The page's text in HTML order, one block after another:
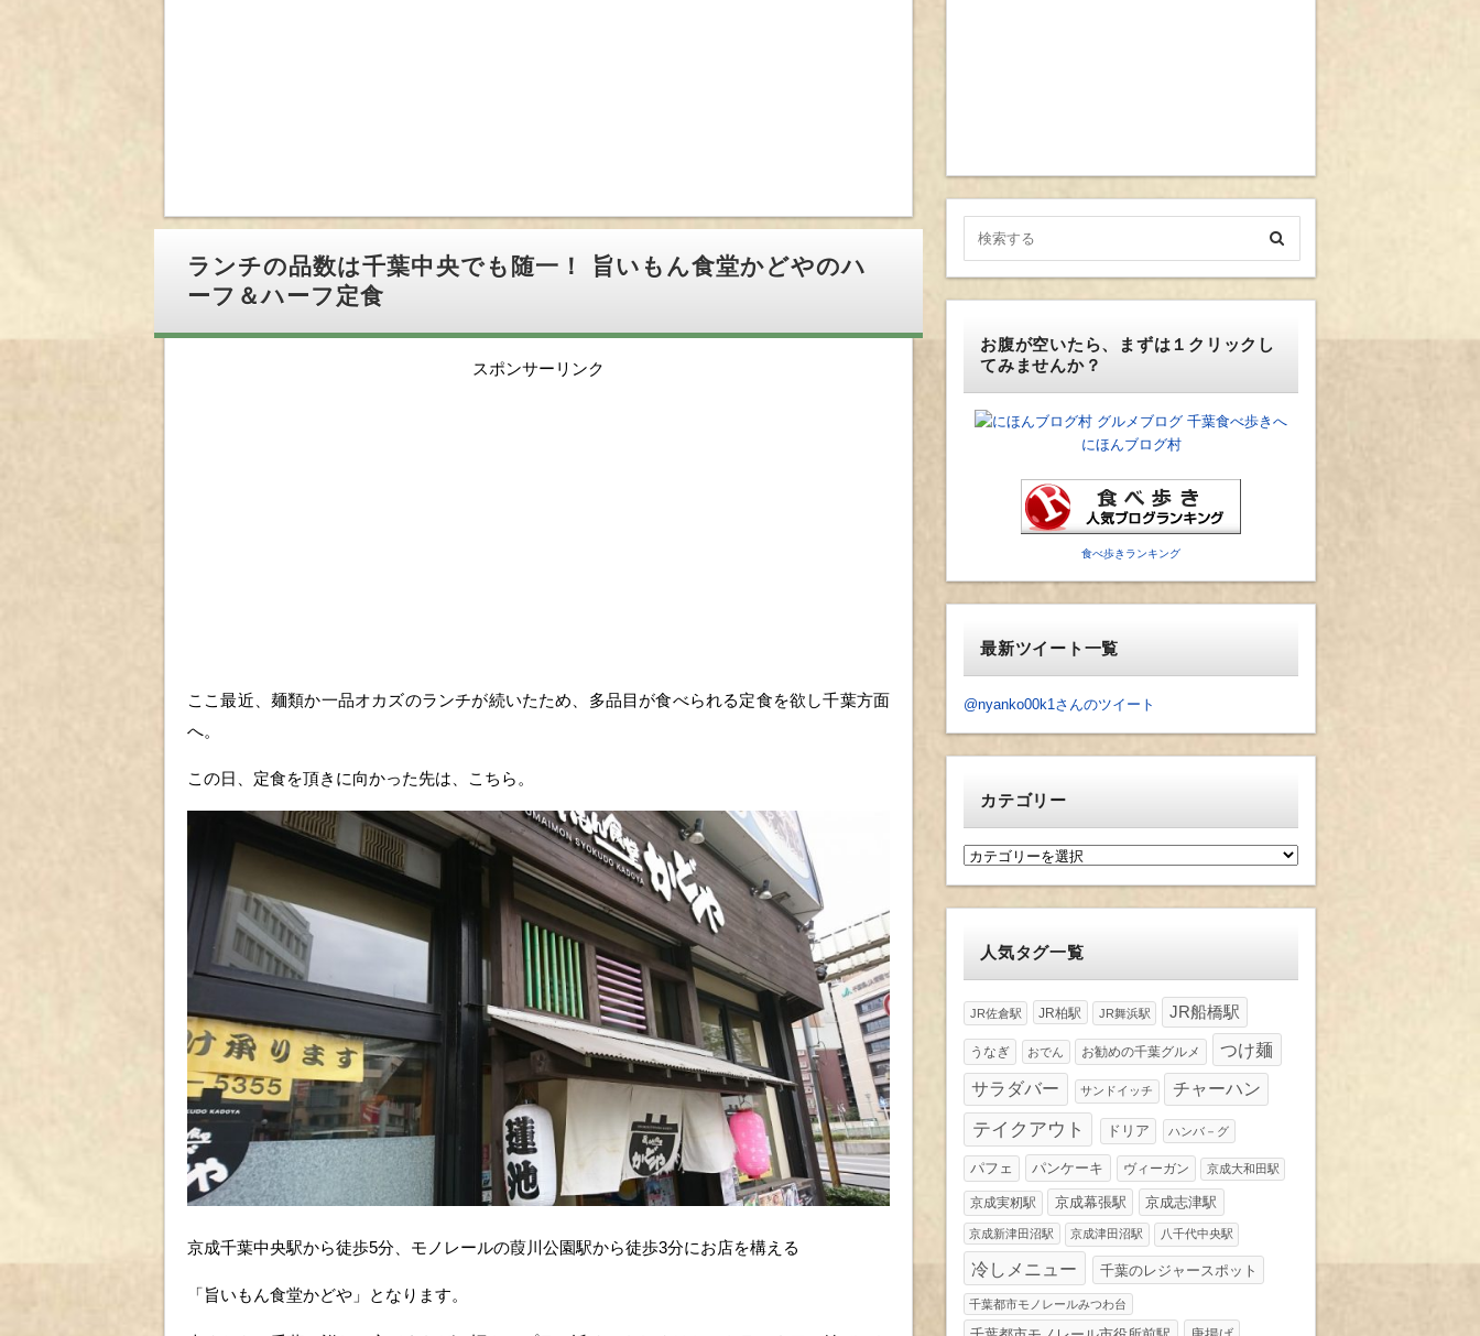
ランチの品数は千葉中央でも随一！ 旨いもん食堂かどやのハ
ーフ＆ハーフ定食
スポンサーリンク
ここ最近、麺類か一品オカズのランチが続いたため、多品目が食べられる定食を欲し千葉方面
へ。
この日、定食を頂きに向かった先は、こちら。
京成千葉中央駅から徒歩5分、モノレールの葭川公園駅から徒歩3分にお店を構える
「旨いもん食堂かどや」となります。
お腹が空いたら、まずは１クリックし
てみませんか？
にほんブログ村
食べ歩きランキング
最新ツイート一覧
@nyanko00k1さんのツイート
カテゴリー
カ
人気タグ一覧
JR佐倉駅 JR柏駅 JR舞浜駅 JR船橋駅
うなぎ おでん お勧めの千葉グルメ つけ麺
サラダバー サンドイッチ チャーハン
テイクアウト ドリア ハンバ－グ
パフェ パンケーキ ヴィーガン 京成大和田駅
京成実籾駅 京成幕張駅 京成志津駅
京成新津田沼駅 京成津田沼駅 八千代中央駅
冷しメニュー 千葉のレジャースポット
千葉都市モノレールみつわ台